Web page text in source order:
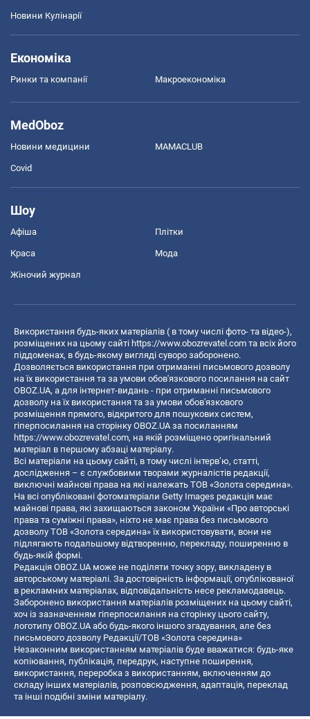
Новини Кулінарії
Економіка
Ринки та компанії Макроекономіка
MedOboz
Новини медицини MAMACLUB
Covid
Шоу
Афіша Плітки
Краса Мода
Жіночий журнал
Використання будь-яких матеріалів ( в тому числі фото- та відео-),
розміщених на цьому сайті https://www.obozrevatel.com та всіх його
піддоменах, в будь-якому вигляді суворо заборонено.
Дозволяється використання при отриманні письмового дозволу
на їх використання та за умови обов'язкового посилання на сайт
OBOZ.UA, а для інтернет-видань - при отриманні письмового
дозволу на їх використання та за умови обов'язкового
розміщення прямого, відкритого для пошукових систем,
гіперпосилання на сторінку OBOZ.UA за посиланням
https://www.obozrevatel.com, на якій розміщено оригінальний
матеріал в першому абзаці матеріалу.
Всі матеріали на цьому сайті, в тому числі інтерв’ю, статті,
дослідження – є службовими творами журналістів редакції,
виключні майнові права на які належать ТОВ «Золота середина».
На всі опубліковані фотоматеріали Getty Images редакція має
майнові права, які захищаються законом України «Про авторські
права та суміжні права», ніхто не має права без письмового
дозволу ТОВ «Золота середина» їх використовувати, вони не
підлягають подальшому відтворенню, перекладу, поширенню в
будь-якій формі.
Редакція OBOZ.UA може не поділяти точку зору, викладену в
авторському матеріалі. За достовірність інформації, опублікованої
в рекламних матеріалах, відповідальність несе рекламодавець.
Заборонено використання матеріалів розміщених на цьому сайті,
хоч із зазначенням гіперпосилання на сторінку цього сайту,
логотипу OBOZ.UA або будь-якого іншого згадування, але без
письмового дозволу Редакції/ТОВ «Золота середина»
Незаконним використанням матеріалів буде вважатися: будь-яке
копiювання, публiкацiя, передрук, наступне поширення,
використання, переробка з використанням, включенням до
складу інших матеріалів, розповсюдження, адаптація, переклад
та інші подібні зміни матеріалу.